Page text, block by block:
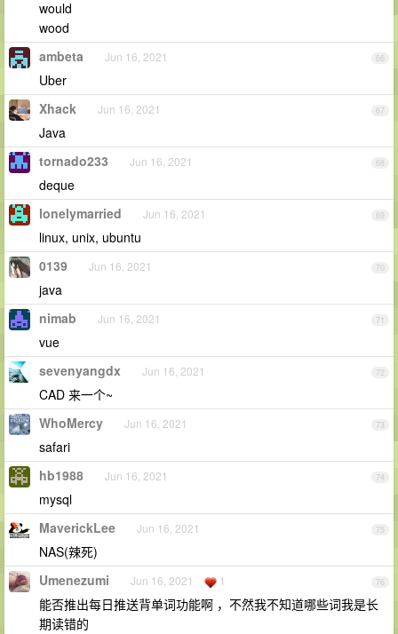
would
wood
66
ambeta Jun 16, 2021
Uber
67
Xhack Jun 16, 2021
Java
68
tornado233 Jun 16, 2021
deque
69
lonelymarried Jun 16, 2021
linux, unix, ubuntu
70
0139 Jun 16, 2021
java
71
nimab Jun 16, 2021
vue
72
sevenyangdx Jun 16, 2021
CAD 来一个~
73
WhoMercy Jun 16, 2021
safari
74
hb1988 Jun 16, 2021
mysql
75
MaverickLee Jun 16, 2021
NAS(辣死)
76
Umenezumi Jun 16, 2021 1
能否推出每日推送背单词功能啊 ，不然我不知道哪些词我是长
期读错的